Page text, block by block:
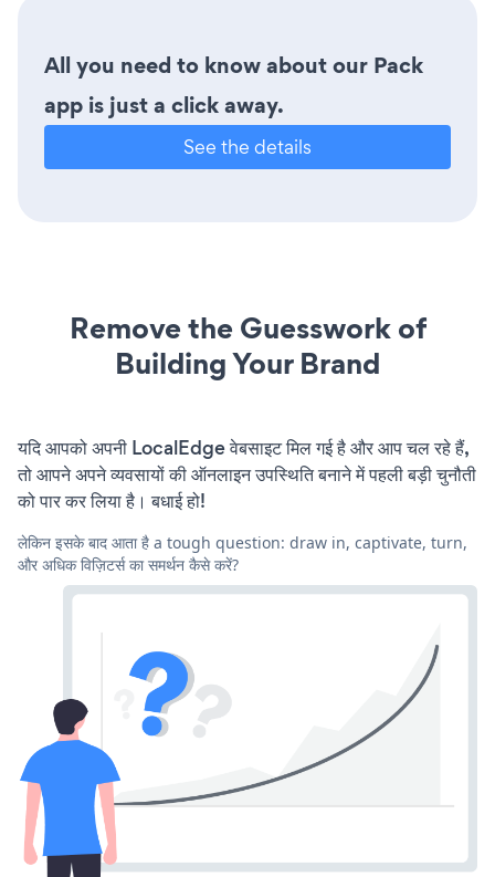
All you need to know about our Pack
app is just a click away.
See the details
Remove the Guesswork of
Building Your Brand
यदि आपको अपनी LocalEdge वेबसाइट मिल गई है और आप चल रहे हैं,
तो आपने अपने व्यवसायों की ऑनलाइन उपस्थिति बनाने में पहली बड़ी चुनौती
को पार कर लिया है। बधाई हो!
लेकिन इसके बाद आता है a tough question: draw in, captivate, turn,
और अधिक विज़िटर्स का समर्थन कैसे करें?